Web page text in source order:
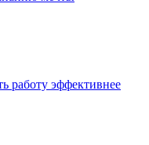
работу эффективнее